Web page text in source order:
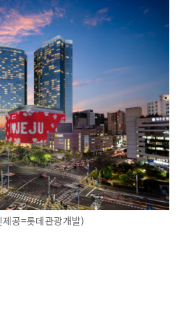
공=롯데관광개발)